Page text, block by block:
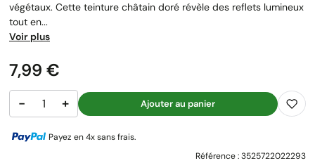
végétaux. Cette teinture châtain doré révèle des reflets lumineux
tout en...
Voir plus
Prix
7,99 €
− + Ajouter au panier
Payez en 4x sans frais.
Référence :3525722022293